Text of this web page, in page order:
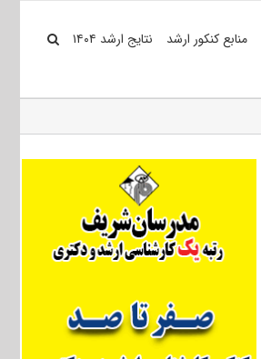
منابع کنکور ارشد نتایج ارشد ۱۴۰۴